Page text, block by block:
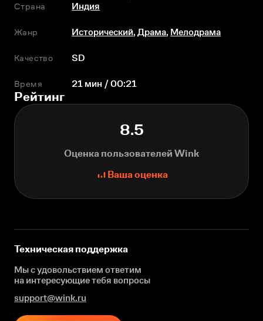
Страна
Индия
Жанр Исторический,Драма, Мелодрама
Качество SD
Время 21 мин / 00:21
Рейтинг
8.5
Оценка пользователей Wink
Ваша оценка
Техническая поддержка
Мы с удовольствием ответим
на интересующиетебя вопросы
support@wink.ru